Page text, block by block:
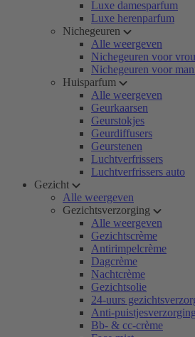
Luxe damesparfum
Luxe herenparfum
Nichegeuren
Alle weergeven
Nichegeuren voor
Nichegeuren voor
Huisparfum
Alle weergeven
Geurkaarsen
Geurstokjes
Geurdiffusers
Geurstenen
Luchtverfrissers
Luchtverfrissers auto
Gezicht
Alle weergeven
Gezichtsverzorging
Alle weergeven
Gezichtscrème
Antirimpelcrème
Dagcrème
Nachtcrème
Gezichtsolie
24-uurs
Anti-puistjesverzorging
Bb- & cc-crème